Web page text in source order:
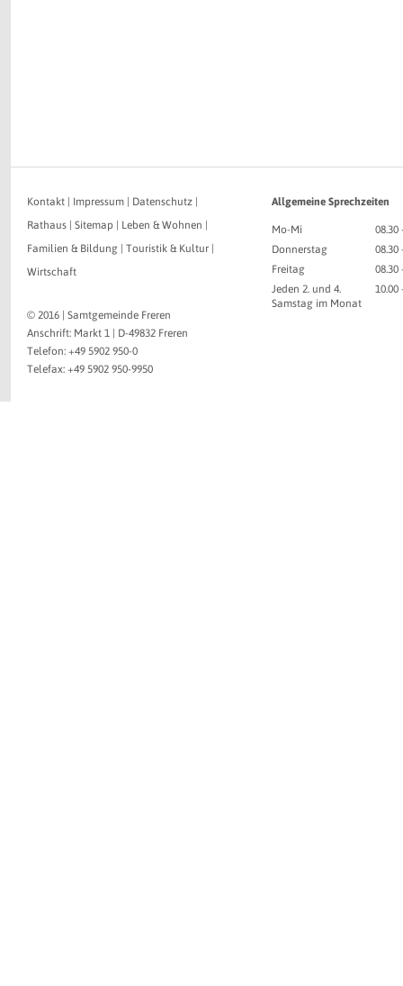
Kontakt Impressum Datenschutz
Rathaus
Sitemap Leben & Wohnen
Familien & Bildung
Touristik & Kultur
Wirtschaft
© 2016 | Samtgemeinde Freren
Anschrift: Markt 1 | D-49832 Freren
Telefon: +49 5902 950-0
Telefax: +49 5902 950-9950
Allgemeine Sprechzeiten
Mo-Mi
08.30
Donnerstag
08.30
Freitag
08.30
Jeden 2. und 4.
Samstag im Monat